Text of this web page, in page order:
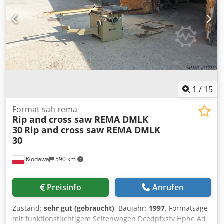
EWK 3010 leistungsstark führt zu einem Schecksaldo. Eine
solche "automatische Kontrollwaage" kann verwendet
werden Faltschachteln, Kartons, Beutel, Schachteln,
Becher etc. Für eine 100-prozentige Kontrolle verpackter
Produkte, Dodpfx Ajg Rkwbed Ieck um Ihre Gewichtsdaten
zu sortieren und auszuwerten. Wenn Sie weitere
Informationen benötigen. Wir sind hier um zu helfen! Bitte
Sie uns an Ihre Anzeige wurde automatisch übersetzt.1 / 15
Kłodawa 590 km
Format sah rema
Rip and cross saw REMA DMLK
30 Rip and cross saw REMA DMLK
30
Preisinfo Anrufen
Zustand: sehr gut (gebraucht), Baujahr: 1997, Formatsäge
mit funktionstüchtigem Seitenwagen Dcedpfxsfv Hphe Ad